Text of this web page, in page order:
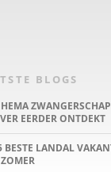
BLOGS
HEMA
EERDER ONTDEKT
BESTE LANDAL